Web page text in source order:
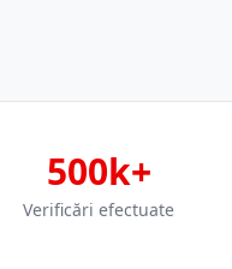
500k+
Verificări efectuate